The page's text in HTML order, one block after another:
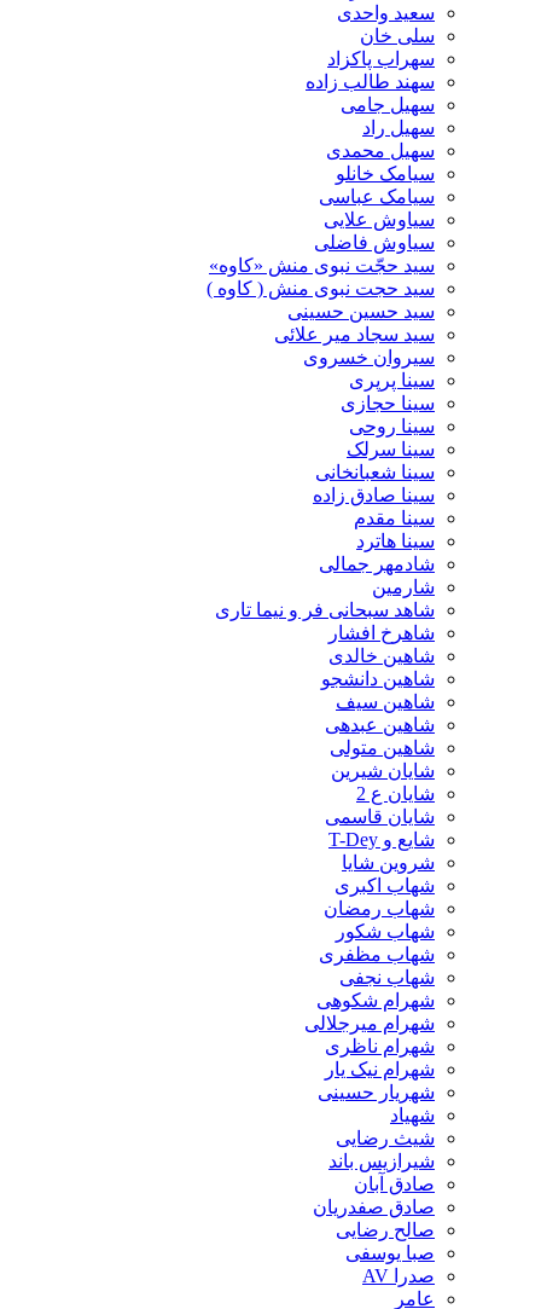
سعید واحدی
سلی خان
سهراب پاکزاد
سهند طالب زاده
سهیل جامی
سهیل راد
سهیل محمدی
سیامک خانلو
سیامک عباسی
سیاوش علایی
سیاوش فاضلی
سید حجّت نبوی منش «کاوه»
سید حجت نبوی منش ( کاوه )
سید حسین حسینى
سید سجاد میر علائی
سیروان خسروی
سینا پرپری
سینا حجازی
سینا روحی
سینا سرلک
سینا شعبانخانی
سینا صادق زاده
سینا مقدم
سینا هاترد
شادمهر جمالی
شارمین
شاهد سبحانی فر و نیما تاری
شاهرخ افشار
شاهین خالدی
شاهین دانشجو
شاهین سیف
شاهین عبدهی
شاهین متولی
شایان شیرین
شایان ع 2
شایان قاسمی
شایع و T-Dey
شروین شایا
شهاب اکبری
شهاب رمضان
شهاب شکور
شهاب مظفری
شهاب نجفی
شهرام شکوهی
شهرام میرجلالی
شهرام ناظری
شهرام نیک یار
شهریار حسینی
شیث رضایی
شیرازیس باند
صادق آبان
صادق صفدریان
صالح رضایی
صبا یوسفی